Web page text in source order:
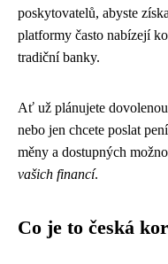
poskytovatelů, abyste
platformy často nabízejí
tradiční banky.
Ať už plánujete
nebo jen chcete poslat
měny a dostupných
vašich financí.
Co je to česká